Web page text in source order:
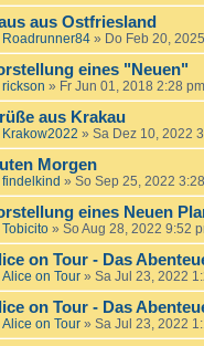
aus Ostfriesland
Roadrunner84 » Do Feb 20,
eines "Neuen"
rickson » Fr Jun 01, 2018 2:28 pm
aus Krakau
Krakow2022 » Sa Dez 10, 2022
Morgen
findelkind » So Sep 25, 2022
eines Neuen
Tobicito » So Aug 28, 2022 9:52
on Tour - Das
Alice on Tour » Sa Jul 23, 2022
on Tour - Das
Alice on Tour » Sa Jul 23, 2022